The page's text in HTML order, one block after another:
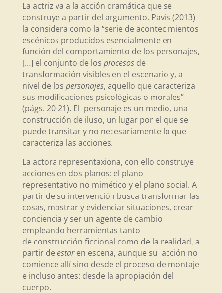
La actriz va a la acción dramática que se
construye a partir del argumento. Pavis (2013)
la considera como la “serie de acontecimientos
escénicos producidos esencialmente en
función del comportamiento de los personajes,
[…] el conjunto de los procesos de
transformación visibles en el escenario y, a
nivel de los personajes, aquello que caracteriza
sus modificaciones psicológicas o morales”
(págs. 20-21). El personaje es un medio, una
construcción de iluso, un lugar por el que se
puede transitar y no necesariamente lo que
caracteriza las acciones.
La actora representaxiona, con ello construye
acciones en dos planos: el plano
representativo no mimético y el plano social. A
partir de su intervención busca transformar las
cosas, mostrar y evidenciar situaciones, crear
conciencia y ser un agente de cambio
empleando herramientas tanto
de construcción ficcional como de la realidad, a
partir de estaren escena, aunque su acción no
comience allí sino desde el proceso de montaje
e incluso antes: desde la apropiación del
cuerpo.